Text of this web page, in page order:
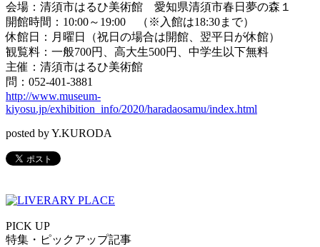
会場：清須市はるひ美術館 愛知県清須市春日夢の森１
開館時間：10:00～19:00 （※入館は18:30まで）
休館日：月曜日（祝日の場合は開館、翌平日が休館）
観覧料：一般700円、高大生500円、中学生以下無料
主催：清須市はるひ美術館
問：052-401-3881
http://www.museum-
kiyosu.jp/exhibition_info/2020/haradaosamu/index.html
posted by Y.KURODA
PICK UP
特集・ピックアップ記事